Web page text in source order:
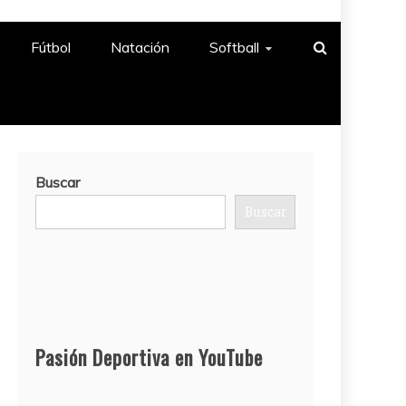
Fútbol Natación​ Softball​
Buscar
Buscar
Pasión Deportiva en YouTube